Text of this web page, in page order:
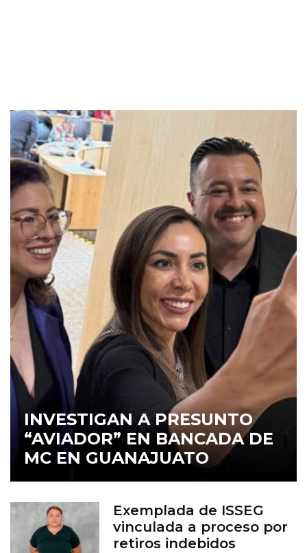
INVESTIGAN A PRESUNTO
“AVIADOR” EN BANCADA DE
MC EN GUANAJUATO
Exemplada de ISSEG
vinculada a proceso por
retiros indebidos